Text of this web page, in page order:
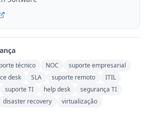
técnico NOC
suporte empresarial
desk SLA suporte remoto
ITIL
suporte TI help desk
segurança TI
disaster recovery
virtualização